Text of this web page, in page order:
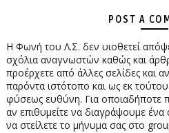
POST A
Η Φωνή του Λ.Σ. δεν υιοθετεί
σχόλια αναγνωστών καθώς και
προέρχετε από άλλες σελίδες και
παρόντα ιστότοπο και ως εκ
φύσεως ευθύνη. Για οποιαδήποτε
αν επιθυμείτε να διαγράψουμε
να στείλετε το μήνυμα σας στο